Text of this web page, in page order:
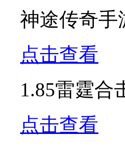
神途传奇手
点击查看
1.85雷霆合
点击查看